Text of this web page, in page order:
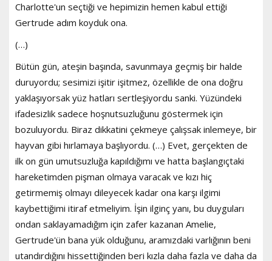
Charlotte'un seçtiği ve hepimizin hemen kabul ettiği
Gertrude adım koyduk ona.
(…)
Bütün gün, ateşin başında, savunmaya geçmiş bir halde
duruyordu; sesimizi işitir işitmez, özellikle de ona doğru
yaklaşıyorsak yüz hatları sertleşiyordu sanki. Yüzündeki
ifadesizlik sadece hoşnutsuzluğunu göstermek için
bozuluyordu. Biraz dikkatini çekmeye çalışsak inlemeye, bir
hayvan gibi hırlamaya başlıyordu. (…) Evet, gerçekten de
ilk on gün umutsuzluğa kapıldığımı ve hatta başlangıçtaki
hareketimden pişman olmaya varacak ve kızı hiç
getirmemiş olmayı dileyecek kadar ona karşı ilgimi
kaybettiğimi itiraf etmeliyim. İşin ilginç yanı, bu duyguları
ondan saklayamadığım için zafer kazanan Amelie,
Gertrude'ün bana yük olduğunu, aramızdaki varlığının beni
utandırdığını hissettiğinden beri kızla daha fazla ve daha da